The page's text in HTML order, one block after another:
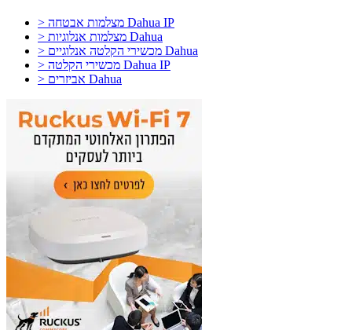
> מצלמות אבטחה Dahua IP
> מצלמות אנלוגיות Dahua
> מכשירי הקלטה אנלוגיים Dahua
> מכשירי הקלטה Dahua IP
> אביזרים Dahua